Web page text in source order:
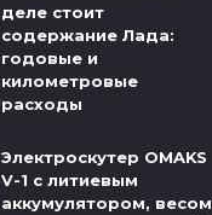
деле стоит
содержание Лада:
годовые и
километровые
расходы
Электроскутер OMAKS
V-1 с литиевым
аккумулятором, весом